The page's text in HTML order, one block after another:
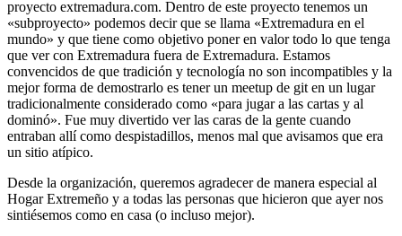
proyecto extremadura.com. Dentro de este proyecto tenemos un
«subproyecto» podemos decir que se llama «Extremadura en el
mundo» y que tiene como objetivo poner en valor todo lo que tenga
que ver con Extremadura fuera de Extremadura. Estamos
convencidos de que tradición y tecnología no son incompatibles y la
mejor forma de demostrarlo es tener un meetup de git en un lugar
tradicionalmente considerado como «para jugar a las cartas y al
dominó». Fue muy divertido ver las caras de la gente cuando
entraban allí como despistadillos, menos mal que avisamos que era
un sitio atípico.
Desde la organización, queremos agradecer de manera especial al
Hogar Extremeño y a todas las personas que hicieron que ayer nos
sintiésemos como en casa (o incluso mejor).